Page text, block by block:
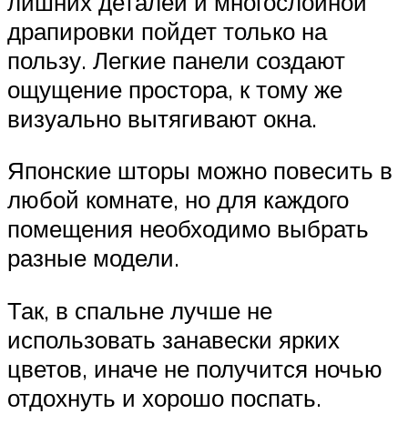
драпировки пойдет только на
пользу. Легкие панели создают
ощущение простора, к тому же
визуально вытягивают окна.
Японские шторы можно повесить в
любой комнате, но для каждого
помещения необходимо выбрать
разные модели.
Так, в спальне лучше не
использовать занавески ярких
цветов, иначе не получится ночью
отдохнуть и хорошо поспать.